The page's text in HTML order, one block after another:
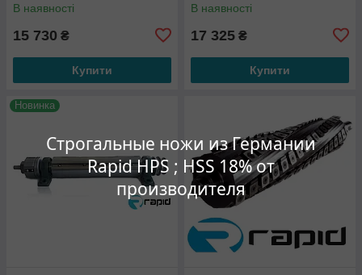
Строгальные ножи из Германии
Rapid HPS ; HSS 18% от
производителя
В наявності
15 730 ₴
Купити
В наявності
17 325 ₴
Купити
Новинка